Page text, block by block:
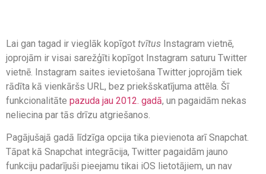
Lai gan tagad ir vieglāk kopīgot tvītus Instagram vietnē,
joprojām ir visai sarežģīti kopīgot Instagram saturu Twitter
vietnē. Instagram saites ievietošana Twitter joprojām tiek
rādīta kā vienkāršs URL, bez priekšskatījuma attēla. Šī
funkcionalitāte pazuda jau 2012. gadā, un pagaidām nekas
neliecina par tās drīzu atgriešanos.
Pagājušajā gadā līdzīga opcija tika pievienota arī Snapchat.
Tāpat kā Snapchat integrācija, Twitter pagaidām jauno
funkciju padarījuši pieejamu tikai iOS lietotājiem, un nav